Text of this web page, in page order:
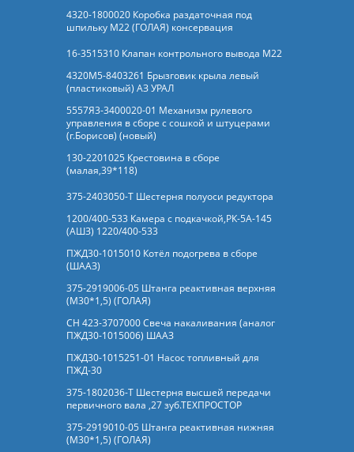
4320-1800020 Коробка раздаточная под
шпильку М22 (ГОЛАЯ) консервация
16-3515310 Клапан контрольного вывода М22
4320М5-8403261 Брызговик крыла левый
(пластиковый) АЗ УРАЛ
5557Я3-3400020-01 Механизм рулевого
управления в сборе с сошкой и штуцерами
(г.Борисов) (новый)
130-2201025 Крестовина в сборе
(малая,39*118)
375-2403050-Т Шестерня полуоси редуктора
1200/400-533 Камера с подкачкой,РК-5А-145
(АШЗ) 1220/400-533
ПЖД30-1015010 Котёл подогрева в сборе
(ШААЗ)
375-2919006-05 Штанга реактивная верхняя
(М30*1,5) (ГОЛАЯ)
СН 423-3707000 Свеча накаливания (аналог
ПЖД30-1015006) ШААЗ
ПЖД30-1015251-01 Насос топливный для
ПЖД-30
375-1802036-Т Шестерня высшей передачи
первичного вала ,27 зуб.ТЕХПРОСТОР
375-2919010-05 Штанга реактивная нижняя
(М30*1,5) (ГОЛАЯ)